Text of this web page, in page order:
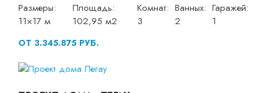
Размеры:
11×17 м
Площадь:
102,95 м2
Комнат:
3
Ванных:
2
Гаражей:
1
ОТ 3.345.875 РУБ.